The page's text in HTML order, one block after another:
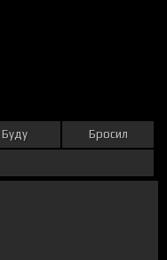
Буду Бросил